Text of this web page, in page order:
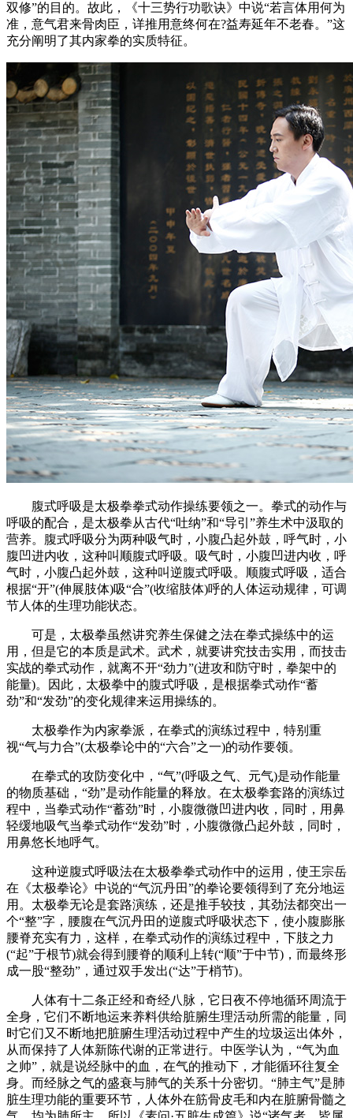
双修”的目的。故此，《十三势行功歌诀》中说“若言体用何为
准，意气君来骨肉臣，详推用意终何在?益寿延年不老春。”这
充分阐明了其内家拳的实质特征。
腹式呼吸是太极拳拳式动作操练要领之一。拳式的动作与
呼吸的配合，是太极拳从古代“吐纳”和“导引”养生术中汲取的
营养。腹式呼吸分为两种吸气时，小腹凸起外鼓，呼气时，小
腹凹进内收，这种叫顺腹式呼吸。吸气时，小腹凹进内收，呼
气时，小腹凸起外鼓，这种叫逆腹式呼吸。顺腹式呼吸，适合
根据“开”(伸展肢体)吸“合”(收缩肢体)呼的人体运动规律，可调
节人体的生理功能状态。
可是，太极拳虽然讲究养生保健之法在拳式操练中的运
用，但是它的本质是武术。武术，就要讲究技击实用，而技击
实战的拳式动作，就离不开“劲力”(进攻和防守时，拳架中的
能量)。因此，太极拳中的腹式呼吸，是根据拳式动作“蓄
劲”和“发劲”的变化规律来运用操练的。
太极拳作为内家拳派，在拳式的演练过程中，特别重
视“气与力合”(太极拳论中的“六合”之一)的动作要领。
在拳式的攻防变化中，“气”(呼吸之气、元气)是动作能量
的物质基础，“劲”是动作能量的释放。在太极拳套路的演练过
程中，当拳式动作“蓄劲”时，小腹微微凹进内收，同时，用鼻
轻缓地吸气当拳式动作“发劲”时，小腹微微凸起外鼓，同时，
用鼻悠长地呼气。
这种逆腹式呼吸法在太极拳拳式动作中的运用，使王宗岳
在《太极拳论》中说的“气沉丹田”的拳论要领得到了充分地运
用。太极拳无论是套路演练，还是推手较技，其劲法都突出一
个“整”字，腰腹在气沉丹田的逆腹式呼吸状态下，使小腹膨胀
腰脊充实有力，这样，在拳式动作的演练过程中，下肢之力
(“起”于根节)就会得到腰脊的顺利上转(“顺”于中节)，而最终形
成一股“整劲”，通过双手发出(“达”于梢节)。
人体有十二条正经和奇经八脉，它日夜不停地循环周流于
全身，它们不断地运来养料供给脏腑生理活动所需的能量，同
时它们又不断地把脏腑生理活动过程中产生的垃圾运出体外，
从而保持了人体新陈代谢的正常进行。中医学认为，“气为血
之帅”，就是说经脉中的血，在气的推动下，才能循环往复全
身。而经脉之气的盛衰与肺气的关系十分密切。“肺主气”是肺
脏生理功能的重要环节，人体外在筋骨皮毛和内在脏腑骨髓之